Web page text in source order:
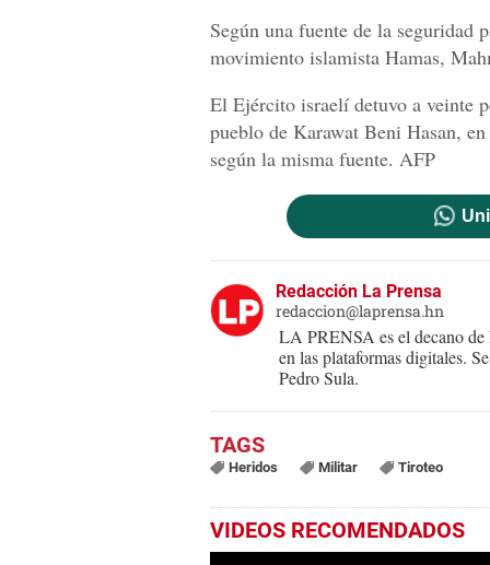
Según una fuente de la seguridad
movimiento islamista Hamas,
El Ejército israelí detuvo a veinte
pueblo de Karawat Beni Hasan,
según la misma fuente. AFP
Redacción La Prensa
redaccion@laprensa.hn
LA PRENSA es el decano de
en las plataformas digitales.
Pedro Sula.
Heridos Militar Tiroteo
VIDEOS RECOMENDADOS